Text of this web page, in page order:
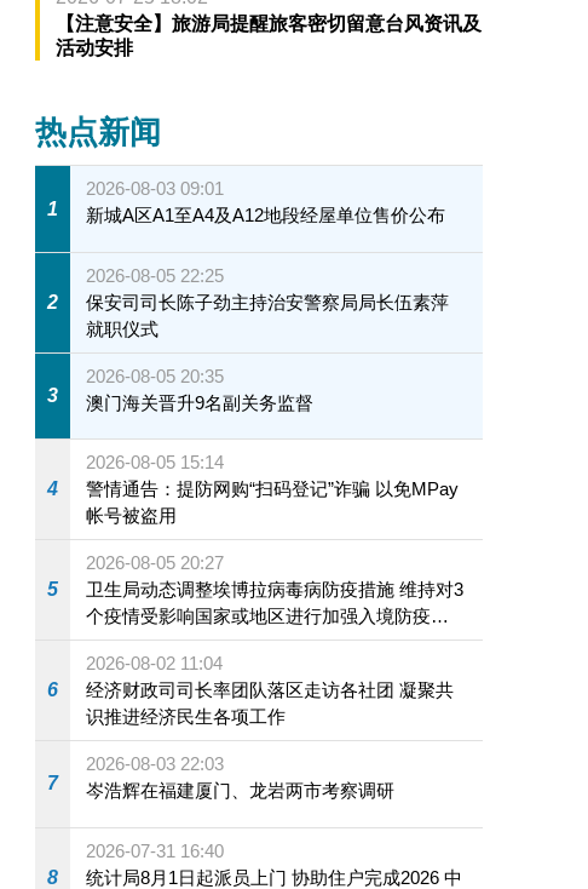
【注意安全】旅游局提醒旅客密切留意台风资讯及
活动安排
热点新闻
1
2026-08-03 09:01
新城A区A1至A4及A12地段经屋单位售价公布
2
2026-08-05 22:25
保安司司长陈子劲主持治安警察局局长伍素萍
就职仪式
3
2026-08-05 20:35
澳门海关晋升9名副关务监督
4
2026-08-05 15:14
警情通告：提防网购“扫码登记”诈骗 以免MPay
帐号被盗用
5
2026-08-05 20:27
卫生局动态调整埃博拉病毒病防疫措施 维持对3
个疫情受影响国家或地区进行加强入境防疫措
施
6
2026-08-02 11:04
经济财政司司长率团队落区走访各社团 凝聚共
识推进经济民生各项工作
7
2026-08-03 22:03
岑浩辉在福建厦门、龙岩两市考察调研
8
2026-07-31 16:40
统计局8月1日起派员上门 协助住户完成2026 中